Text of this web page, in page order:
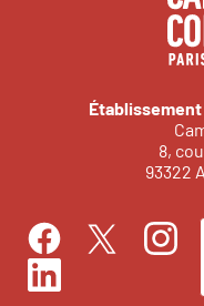
8,
93322
FacebookTwitter
LinkedIn